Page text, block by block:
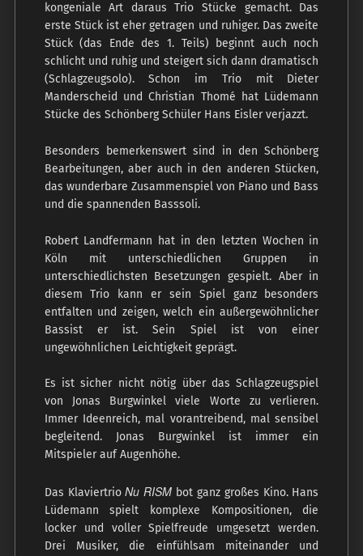
kongeniale Art daraus Trio Stücke gemacht. Das
erste Stück ist eher getragen und ruhiger. Das zweite
Stück (das Ende des 1. Teils) beginnt auch noch
schlicht und ruhig und steigert sich dann dramatisch
(Schlagzeugsolo). Schon im Trio mit Dieter
Manderscheid und Christian Thomé hat Lüdemann
Stücke des Schönberg Schüler Hans Eisler verjazzt.
Besonders bemerkenswert sind in den Schönberg
Bearbeitungen, aber auch in den anderen Stücken,
das wunderbare Zusammenspiel von Piano und Bass
und die spannenden Basssoli.
Robert Landfermann hat in den letzten Wochen in
Köln mit unterschiedlichen Gruppen in
unterschiedlichsten Besetzungen gespielt. Aber in
diesem Trio kann er sein Spiel ganz besonders
entfalten und zeigen, welch ein außergewöhnlicher
Bassist er ist. Sein Spiel ist von einer
ungewöhnlichen Leichtigkeit geprägt.
Es ist sicher nicht nötig über das Schlagzeugspiel
von Jonas Burgwinkel viele Worte zu verlieren.
Immer Ideenreich, mal vorantreibend, mal sensibel
begleitend. Jonas Burgwinkel ist immer ein
Mitspieler auf Augenhöhe.
Das KlaviertrioNu RISM bot ganz großes Kino. Hans
Lüdemann spielt komplexe Kompositionen, die
locker und voller Spielfreude umgesetzt werden.
Drei Musiker, die einfühlsam miteinander und